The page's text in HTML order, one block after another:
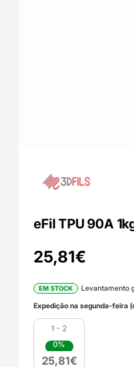
eFil TPU 90A
25,81€
EM STOCK
Levantamento
Expedição na segunda-feira
1 - 2
0%
25,81€